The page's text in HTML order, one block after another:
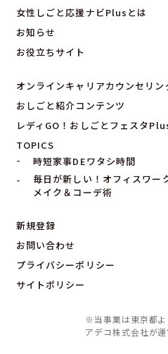
女性しごと応援ナビPlusとは
お知らせ
お役立ちサイト
オンラインキャリアカウンセリン
おしごと紹介コンテンツ
レディGO！おしごとフェスタ
TOPICS
時短家事DEワタシ時間
毎日が新しい！オフィスワー
メイク＆コーデ術
新規登録
お問い合わせ
プライバシーポリシー
サイトポリシー
※当事業は東京都よ
アデコ株式会社が運